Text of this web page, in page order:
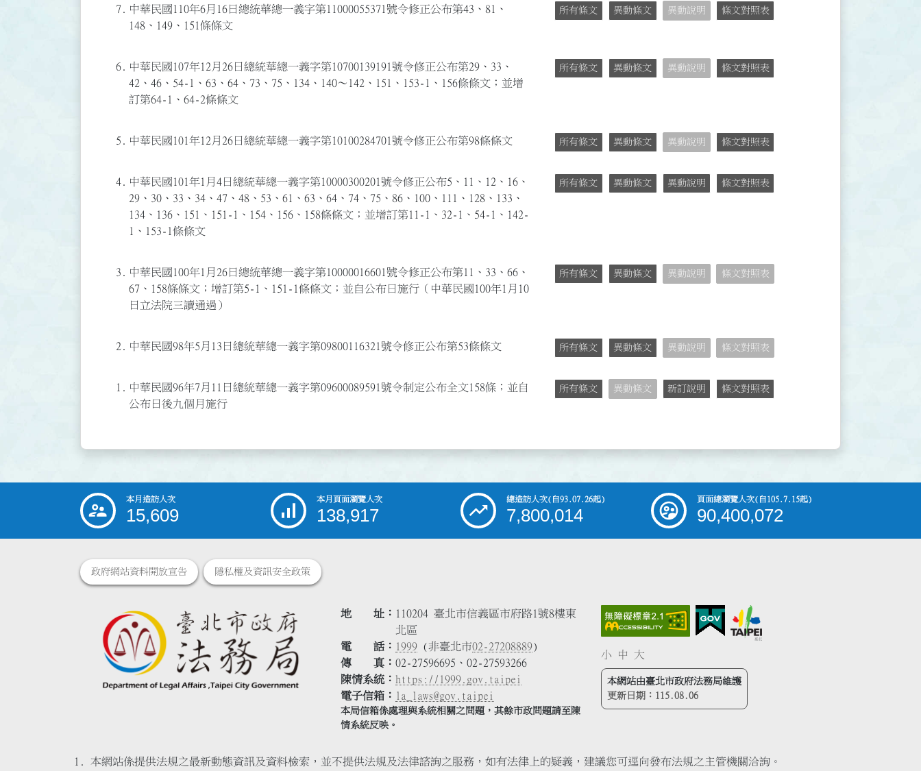
7.
中華民國110年6月16日總統華總一義字第11000055371號令修正公布第43、81、
148、149、151條條文
所有條文 異動條文 異動說明 條文對照表
6.
中華民國107年12月26日總統華總一義字第10700139191號令修正公布第29、33、
42、46、54-1、63、64、73、75、134、140～142、151、153-1、156條條文；並增
訂第64-1、64-2條條文
所有條文 異動條文 異動說明 條文對照表
5. 中華民國101年12月26日總統華總一義字第10100284701號令修正公布第98條條文 所有條文 異動條文 異動說明 條文對照表
4.
中華民國101年1月4日總統華總一義字第10000300201號令修正公布5、11、12、16、
29、30、33、34、47、48、53、61、63、64、74、75、86、100、111、128、133、
134、136、151、151-1、154、156、158條條文；並增訂第11-1、32-1、54-1、142-
1、153-1條條文
所有條文 異動條文 異動說明 條文對照表
3.
中華民國100年1月26日總統華總一義字第10000016601號令修正公布第11、33、66、
67、158條條文；增訂第5-1、151-1條條文；並自公布日施行（中華民國100年1月10
日立法院三讀通過）
所有條文 異動條文 異動說明 條文對照表
2. 中華民國98年5月13日總統華總一義字第09800116321號令修正公布第53條條文 所有條文 異動條文 異動說明 條文對照表
1.
中華民國96年7月11日總統華總一義字第09600089591號令制定公布全文158條；並自
公布日後九個月施行
所有條文 異動條文 新訂說明 條文對照表
::: 本月造訪人次
15,609
本月頁面瀏覽人次
138,917
總造訪人次(自93.07.26起)
7,800,014
頁面總瀏覽人次(自105.7.15起)
90,400,072
政府網站資料開放宣告 隱私權及資訊安全政策
地 址
110204 臺北市信義區市府路1號8樓東
北區
電 話
1999 (非臺北市02-27208889)
傳 真
02-27596695、02-27593266
陳情系統
https://1999.gov.taipei
電子信箱
la_laws@gov.taipei
本局信箱係處理與系統相關之問題，其餘市政問題請至陳
情系統反映。
小 中 大
本網站由臺北市政府法務局維護
更新日期： 115.08.06
本網站係提供法規之最新動態資訊及資料檢索，並不提供法規及法律諮詢之服務，如有法律上的疑義，建議您可逕向發布法規之主管機關洽詢。